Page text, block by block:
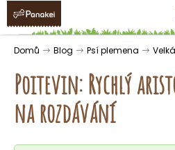
Přejít
obsah
Domů Blog Psí plemena
Poitevin: Rychlý
na rozdávání
K
o Zpět
Zpět